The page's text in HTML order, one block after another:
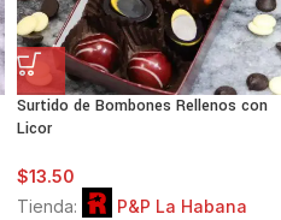
Surtido de Bombones Rellenos con
Licor
$13.50
Tienda:
P&P La Habana